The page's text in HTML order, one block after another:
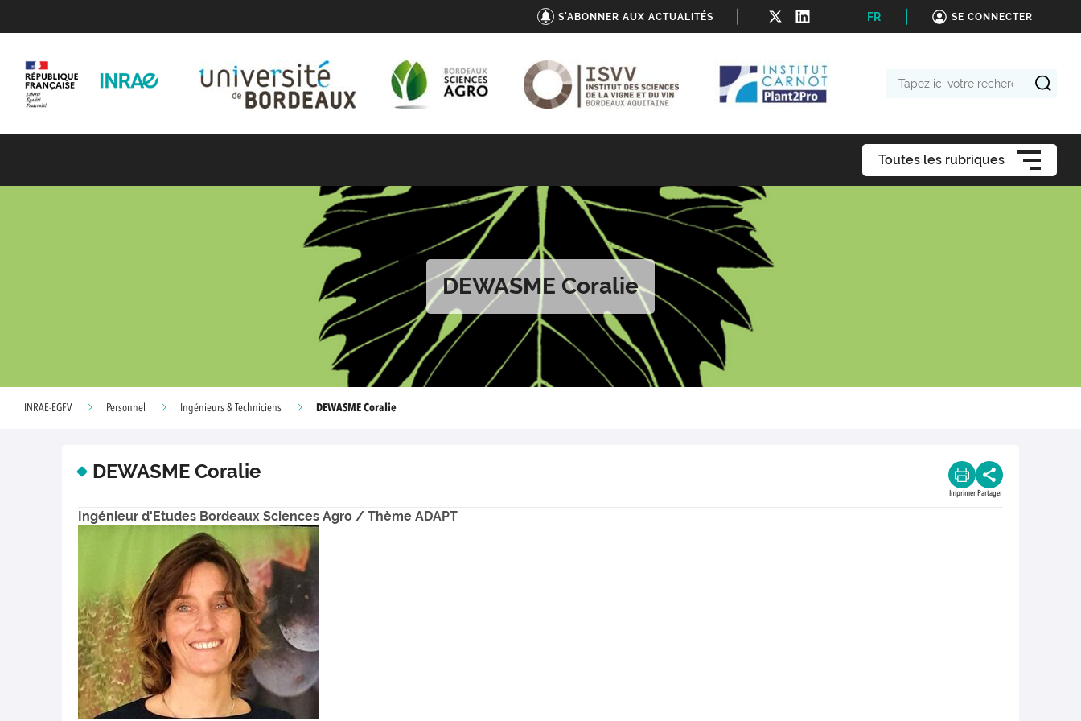
S'ABONNER AUX ACTUALITÉS FR SE CONNECTER
Toutes les rubriques
DEWASME Coralie
INRAE-EGFV Personnel Ingénieurs & Techniciens DEWASME Coralie
DEWASME Coralie
Imprimer Partager
Ingénieur d'Etudes Bordeaux Sciences Agro / Thème ADAPT